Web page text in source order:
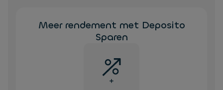
Meer rendement met Deposito
Sparen